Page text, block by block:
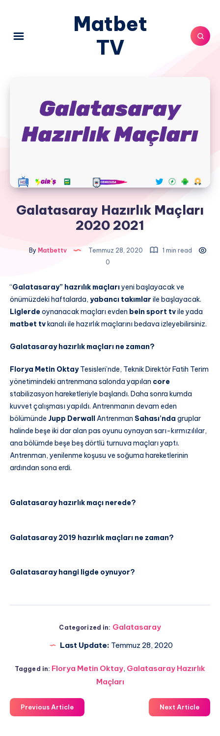
Matbet
TV
Galatasaray Hazırlık Maçları
2020 2021
By Matbettv Temmuz 28, 2020
1 min read
0
“Galatasaray” hazrılık maçlarıyeni başlayacak ve
önümüzdeki haftalarda, yabancı takımlar ile başlayacak.
Liglerdeoynanacak maçları evden bein sport tvile yada
matbet tv kanalı ile hazırlık maçlarını bedava izleyebilirsiniz.
Galatasaray hazırlık maçları ne zaman?
Florya Metin OktayTesisleri’nde, Teknik Direktör Fatih Terim
yönetimindeki antrenmana salonda yapılan core
stabilizasyon hareketleriyle başlandı. Daha sonra kumda
kuvvet çalışması yapıldı. Antrenmanın devam eden
bölümünde Jupp DerwallAntrenman Sahası’nda gruplar
halinde beşe iki dar alan pas oyunu oynayan sarı-kırmızılılar,
ana bölümde beşe beş dörtlü turnuva maçları yaptı.
Antrenman, yenilenme koşusu ve soğuma hareketlerinin
ardından sona erdi.
Galatasaray hazırlık maçı nerede?
Galatasaray 2019 hazırlık maçları ne zaman?
Galatasaray hangi ligde oynuyor?
Categorized in: Galatasaray
Last Update: Temmuz 28, 2020
Tagged in: Florya Metin Oktay, Galatasaray Hazırlık
Maçları
Previous Article Next Article